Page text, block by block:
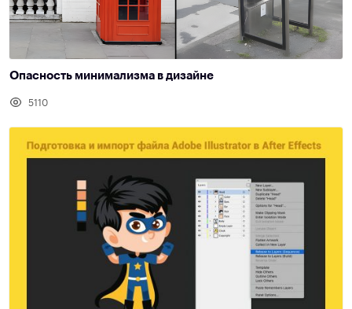
Опасность минимализма в дизайне
5110